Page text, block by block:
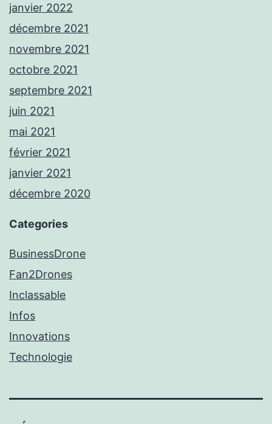
janvier 2022
décembre 2021
novembre 2021
octobre 2021
septembre 2021
juin 2021
mai 2021
février 2021
janvier 2021
décembre 2020
Categories
BusinessDrone
Fan2Drones
Inclassable
Infos
Innovations
Technologie